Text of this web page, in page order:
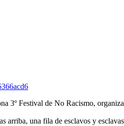
3º Festival de No Racismo,
una fila de esclavos y